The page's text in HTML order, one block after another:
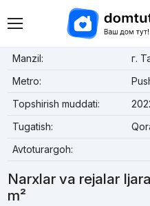
Manzil:
г.
Metro:
Topshirish muddati:
Tugatish:
Avtoturargoh:
Narxlar va rejalar
m²